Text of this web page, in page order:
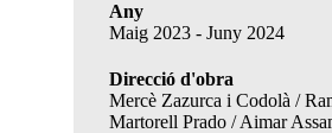
Any
Maig 2023 - Juny 2024
Direcció d'obra
Mercè Zazurca i Codolà /
Martorell Prado / Aimar